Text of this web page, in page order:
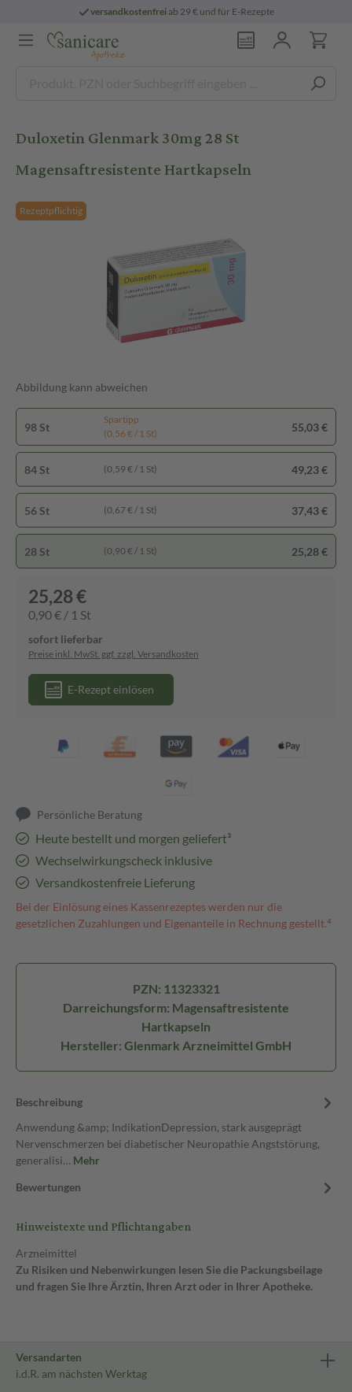
versandkostenfreiab 29 € und für E-Rezepte
Duloxetin Glenmark 30mg 28 St
Magensaftresistente Hartkapseln
Rezeptpflichtig
Abbildung kann abweichen
98 St
Spartipp
(0,56 € / 1 St)
55,03 €
84 St (0,59 € / 1 St) 49,23 €
56 St (0,67 € / 1 St) 37,43 €
28 St (0,90 € / 1 St) 25,28 €
25,28 €
0,90 € / 1 St
sofort lieferbar
Preise inkl. MwSt. ggf. zzgl. Versandkosten
E-Rezept einlösen
Persönliche Beratung
Heute bestellt und morgen geliefert³
Wechselwirkungscheck inklusive
Versandkostenfreie Lieferung
Bei der Einlösung eines Kassenrezeptes werden nur die
gesetzlichen Zuzahlungen und Eigenanteile in Rechnung gestellt.⁴
PZN: 11323321
Darreichungsform: Magensaftresistente
Hartkapseln
Hersteller: Glenmark Arzneimittel GmbH
Beschreibung
Anwendung &amp; IndikationDepression, stark ausgeprägt
Nervenschmerzen bei diabetischer Neuropathie Angststörung,
generalisi… Mehr
Bewertungen
Hinweistexte und Pflichtangaben
Arzneimittel
Zu Risiken und Nebenwirkungen lesen Sie die Packungsbeilage
und fragen Sie Ihre Ärztin, Ihren Arzt oder in Ihrer Apotheke.
Versandarten
i.d.R. am nächsten Werktag